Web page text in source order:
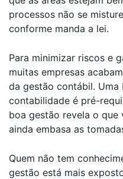
processos não se
conforme manda a lei.
Para minimizar riscos e
muitas empresas
da gestão contábil. Uma
contabilidade é pré-
boa gestão revela o que
ainda embasa as
Quem não tem
gestão está mais